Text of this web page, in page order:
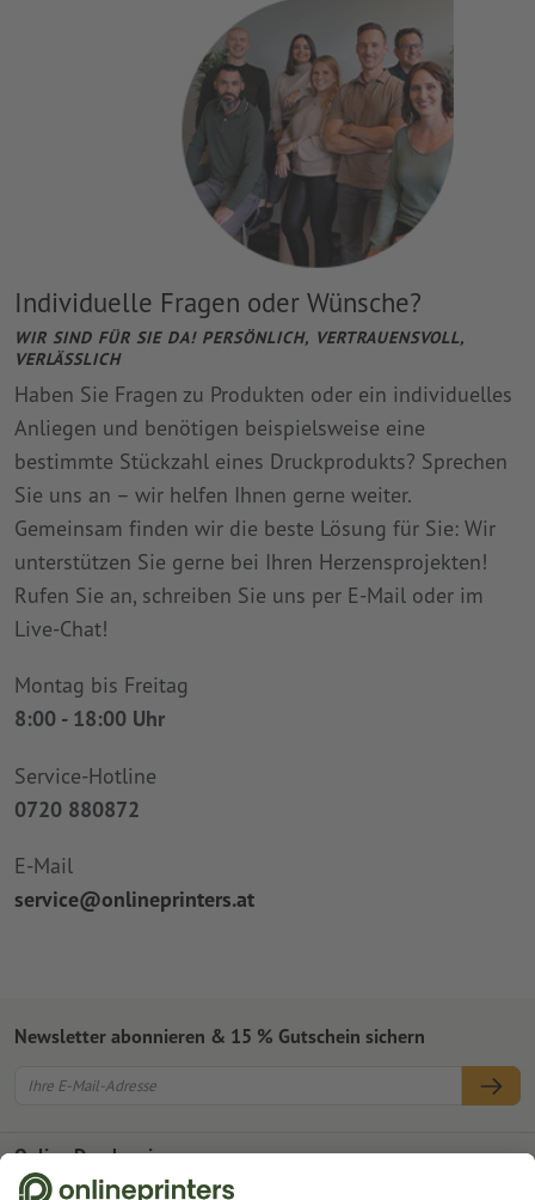
Individuelle Fragen oder Wünsche?
WIR SIND FÜR SIE DA! PERSÖNLICH, VERTRAUENSVOLL,
VERLÄSSLICH
Haben Sie Fragen zu Produkten oder ein individuelles
Anliegen und benötigen beispielsweise eine
bestimmte Stückzahl eines Druckprodukts? Sprechen
Sie uns an – wir helfen Ihnen gerne weiter.
Gemeinsam finden wir die beste Lösung für Sie: Wir
unterstützen Sie gerne bei Ihren Herzensprojekten!
Rufen Sie an, schreiben Sie uns per E-Mail oder im
Live-Chat!
Montag bis Freitag
8:00 - 18:00 Uhr
Service-Hotline
0720 880872
E-Mail
service@onlineprinters.at
Online Druckerei
Newsletter abonnieren & 15 % Gutschein sichern